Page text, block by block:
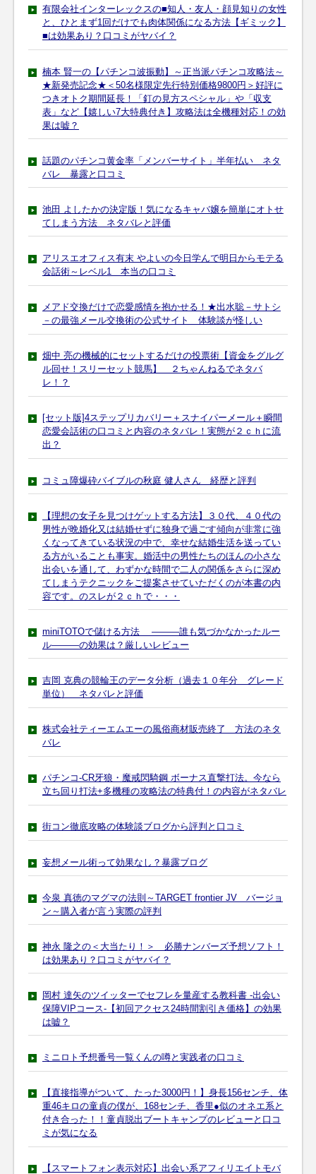
有限会社インターレックスの■知人・友人・顔見知りの女性
と、ひとまず1回だけでも肉体関係になる方法【ギミック】
■は効果あり？口コミがヤバイ？
楠本 賢一の【パチンコ波振動】～正当派パチンコ攻略法～
★新発売記念★＜50名様限定先行特別価格9800円＞好評に
つきオトク期間延長！「釘の見方スペシャル」や「収支
表」など【嬉しい7大特典付き】攻略法は全機種対応！の効
果は嘘？
話題のパチンコ黄金率「メンバーサイト」半年払い ネタ
バレ 暴露と口コミ
池田 よしたかの決定版！気になるキャバ嬢を簡単にオトせ
てしまう方法 ネタバレと評価
アリスエオフィス有末 やよいの今日学んで明日からモテる
会話術～レベル1 本当の口コミ
メアド交換だけで恋愛感情を抱かせる！★出水聡－サトシ
－の最強メール交換術の公式サイト 体験談が怪しい
畑中 亮の機械的にセットするだけの投票術【資金をグルグ
ル回せ！スリーセット競馬】 ２ちゃんねるでネタバ
レ！？
[セット版]4ステップリカバリー＋スナイパーメール＋瞬間
恋愛会話術の口コミと内容のネタバレ！実態が２ｃｈに流
出？
コミュ障爆砕バイブルの秋庭 健人さん 経歴と評判
【理想の女子を見つけゲットする方法】３０代、４０代の
男性が晩婚化又は結婚せずに独身で過ごす傾向が非常に強
くなってきている状況の中で、幸せな結婚生活を送ってい
る方がいることも事実。婚活中の男性たちのほんの小さな
出会いを通して、わずかな時間で二人の関係をさらに深め
てしまうテクニックをご提案させていただくのが本書の内
容です。のスレが２ｃｈで・・・
miniTOTOで儲ける方法 ―――誰も気づかなかったルー
ル―――の効果は？厳しいレビュー
吉岡 克典の競輪王のデータ分析（過去１０年分 グレード
単位） ネタバレと評価
株式会社ティーエムエーの風俗商材販売終了 方法のネタ
バレ
パチンコ-CR牙狼・魔戒閃騎鋼 ボーナス直撃打法。今なら
立ち回り打法+多機種の攻略法の特典付！の内容がネタバレ
街コン徹底攻略の体験談ブログから評判と口コミ
妄想メール術って効果なし？暴露ブログ
今泉 真徳のマグマの法則～TARGET frontier JV バージョ
ン～購入者が言う実際の評判
神永 隆之の＜大当たり！＞ 必勝ナンバーズ予想ソフト！
は効果あり？口コミがヤバイ？
岡村 達矢のツイッターでセフレを量産する教科書 -出会い
保障VIPコース-【初回アクセス24時間割引き価格】の効果
は嘘？
ミニロト予想番号一覧くんの噂と実践者の口コミ
【直接指導がついて、たった3000円！】身長156センチ、体
重46キロの童貞の僕が、168センチ、香里●似のオネエ系と
付き合った！！童貞脱出ブートキャンプのレビューと口コ
ミが気になる
【スマートフォン表示対応】出会い系アフィリエイトモバ